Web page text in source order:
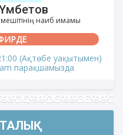
наиб имамы
(Ақтөбе уақытымен)
парақшамызда